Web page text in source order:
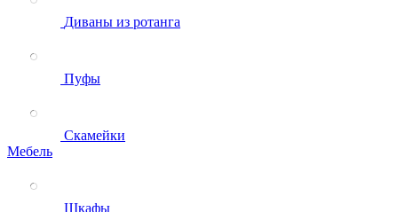
Диваны из ротанга
Пуфы
Скамейки
Мебель
Шкафы